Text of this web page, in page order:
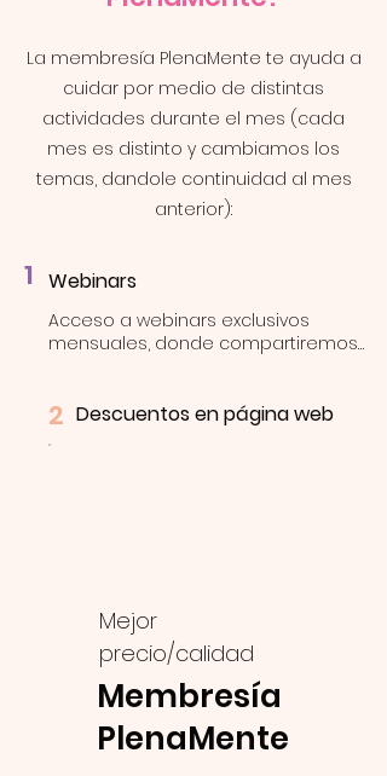
La membresía PlenaMente te ayuda a
cuidar por medio de distintas
actividades durante el mes (cada
mes es distinto y cambiamos los
temas, dandole continuidad al mes
anterior):
1 Webinars
Acceso a webinars exclusivos
mensuales, donde compartiremos
diferentes temas y cultivar un
2 Descuentos en página web
Mejor
precio/calidad
Membresía
PlenaMente